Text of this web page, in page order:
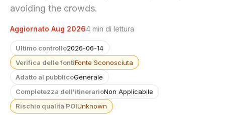
avoiding the crowds.
Aggiornato Aug 20264 min di lettura
Ultimo controllo2026-06-14
Verifica delle fontiFonte Sconosciuta
Adatto al pubblicoGenerale
Completezza dell'itinerarioNon Applicabile
Rischio qualità POIUnknown